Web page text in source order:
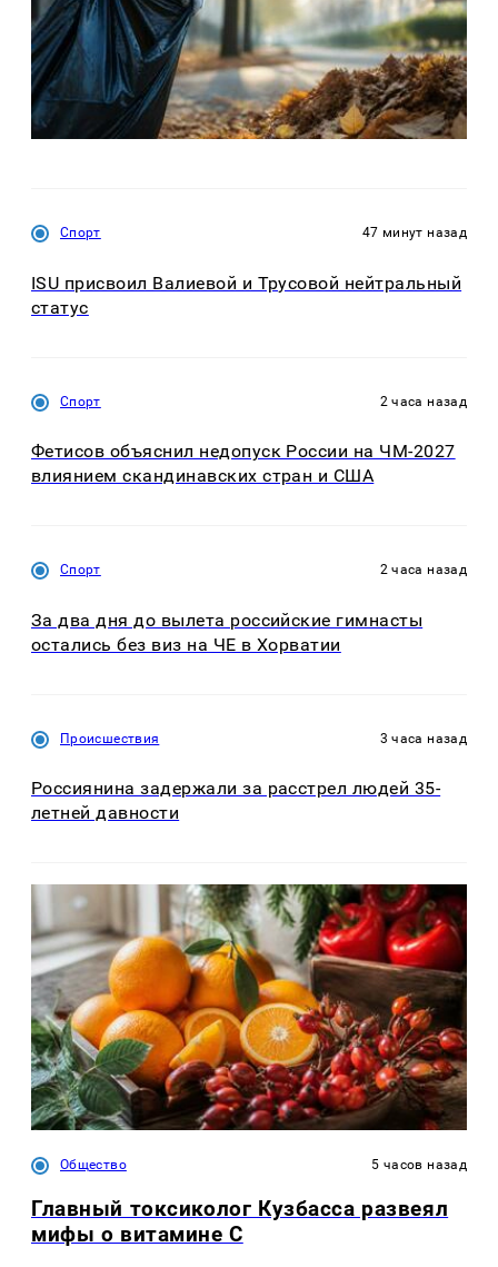
Спорт 47 минут назад
ISU присвоил Валиевой и Трусовой нейтральный
статус
Спорт 2 часа назад
Фетисов объяснил недопуск России на ЧМ-2027
влиянием скандинавских стран и США
Спорт 2 часа назад
За два дня до вылета российские гимнасты
остались без виз на ЧЕ в Хорватии
Происшествия 3 часа назад
Россиянина задержали за расстрел людей 35-
летней давности
Общество 5 часов назад
Главный токсиколог Кузбасса развеял
мифы о витамине С